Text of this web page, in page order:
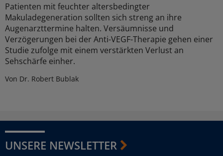
Patienten mit feuchter altersbedingter
Makuladegeneration sollten sich streng an ihre
Augenarzttermine halten. Versäumnisse und
Verzögerungen bei der Anti-VEGF-Therapie gehen einer
Studie zufolge mit einem verstärkten Verlust an
Sehschärfe einher.
Von Dr. Robert Bublak
UNSERE NEWSLETTER